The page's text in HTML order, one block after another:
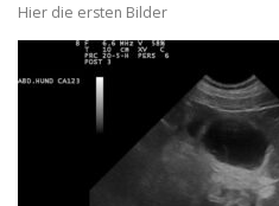
Hier die ersten Bilder